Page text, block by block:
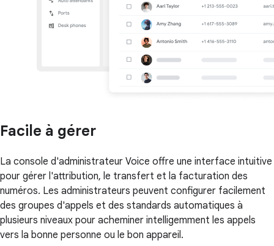
Facile à gérer
La console d'administrateur Voice offre une interface intuitive
pour gérer l'attribution, le transfert et la facturation des
numéros. Les administrateurs peuvent configurer facilement
des groupes d'appels et des standards automatiques à
plusieurs niveaux pour acheminer intelligemment les appels
vers la bonne personne ou le bon appareil.